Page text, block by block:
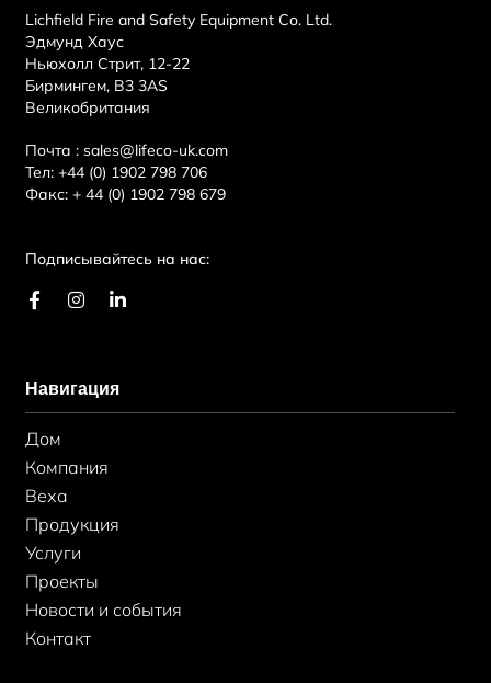
Lichfield Fire and Safety Equipment Co. Ltd.
Эдмунд Хаус
Ньюхолл Стрит, 12-22
Бирмингем, B3 3AS
Великобритания
Почта :sales@lifeco-uk.com
Тел: +44 (0) 1902 798 706
Факс:+ 44 (0) 1902 798 679
Подписывайтесь на нас:
F
a
o
o
k
-
ф
И
г
р
L
d
i
Навигация
Дом
Компания
Веха
Продукция
Услуги
Проекты
Новости и события
Контакт